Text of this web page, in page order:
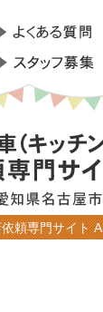
頼専門サイ